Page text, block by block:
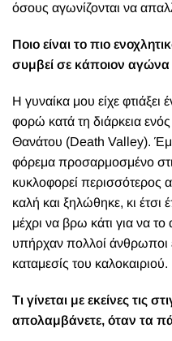
όσους αγωνίζονται να
Ποιο είναι το πιο
συμβεί σε κάποιον αγώνα
Η γυναίκα μου είχε φτιάξει
φορώ κατά τη διάρκεια
Θανάτου (Death Valley).
φόρεμα προσαρμοσμένο
κυκλοφορεί
καλή και ξηλώθηκε, κι
μέχρι να βρω κάτι για να
υπήρχαν πολλοί άνθρωποι
καταμεσίς του καλοκαιριού.
Τι γίνεται με εκείνες τις
απολαμβάνετε, όταν τα